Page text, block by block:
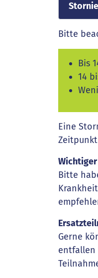
Bitte
Bis
14
Eine
Bitte
Gerne
entfallen